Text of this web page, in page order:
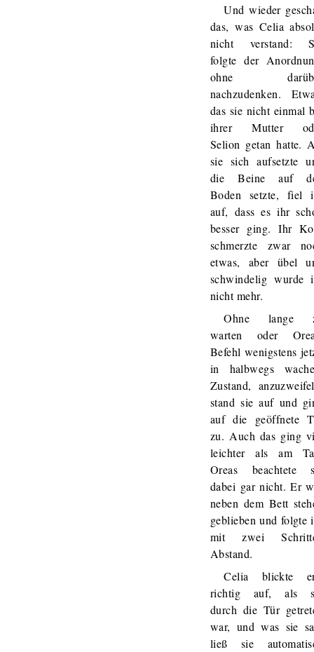
Und wieder
das, was Celia
nicht verstand:
folgte der
ohne
nachzudenken.
das sie nicht einmal
ihrer Mutter
Selion getan hatte.
sie sich aufsetzte
die Beine auf
Boden setzte, fiel
auf, dass es ihr
besser ging. Ihr
schmerzte zwar
etwas, aber übel
schwindelig wurde
nicht mehr.
Ohne lange
warten oder
Befehl wenigstens
in halbwegs
Zustand,
stand sie auf und
auf die geöffnete
zu. Auch das ging
leichter als am
Oreas beachtete
dabei gar nicht. Er
neben dem Bett
geblieben und folgte
mit zwei
Abstand.
Celia blickte
richtig auf, als
durch die Tür
war, und was sie
ließ sie